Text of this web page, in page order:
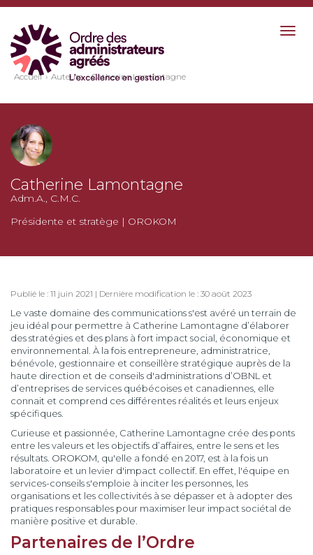
Accueil Auteurs Catherine Lamontagne
Catherine Lamontagne
Adm.A., C.M.C.
Présidente et stratège | OROKOM
Publié le : 11 juin 2021 | Dernière modification le : 30 août 2023
Le vaste domaine des communications s'est avéré un terrain de
jeu idéal pour permettre à Catherine Lamontagne d’élaborer
des stratégies et des plans à fort impact social, économique et
environnemental. À la fois entrepreneure, administratrice,
bénévole, gestionnaire et conseillère stratégique auprès de la
haute direction et de conseils d'administrations d’OBNL et
d’entreprises de services québécoises et canadiennes, elle
connait et comprend ces différentes réalités et leurs enjeux
spécifiques.
Curieuse et passionnée, Catherine Lamontagne crée des ponts
entre les valeurs et les objectifs d’affaires, entre le sens et les
résultats. OROKOM, qu'elle a fondé en 2017, est à la fois un
laboratoire et un levier d'impact collectif. En effet, l'équipe en
services-conseils s'emploie à inciter les personnes, les
organisations et les collectivités à se dépasser et à adopter des
pratiques responsables pour maximiser leur impact sociétal de
manière positive et durable.
Partenaires de l’Ordre